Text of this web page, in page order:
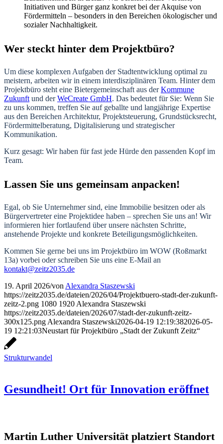
Initiativen und Bürger ganz konkret bei der Akquise von
Fördermitteln – besonders in den Bereichen ökologischer und
sozialer Nachhaltigkeit.
Wer steckt hinter dem Projektbüro?
Um diese komplexen Aufgaben der Stadtentwicklung optimal zu
meistern, arbeiten wir in einem interdisziplinären Team. Hinter dem
Projektbüro steht eine Bietergemeinschaft aus derKommune
Zukunft und derWeCreate GmbH. Das bedeutet für Sie: Wenn Sie
zu uns kommen, treffen Sie auf geballte und langjährige Expertise
aus den Bereichen Architektur, Projektsteuerung, Grundstücksrecht,
Fördermittelberatung, Digitalisierung und strategischer
Kommunikation.
Kurz gesagt: Wir haben für fast jede Hürde den passenden Kopf im
Team.
Lassen Sie uns gemeinsam anpacken!
Egal, ob Sie Unternehmer sind, eine Immobilie besitzen oder als
Bürgervertreter eine Projektidee haben – sprechen Sie uns an! Wir
informieren hier fortlaufend über unsere nächsten Schritte,
anstehende Projekte und konkrete Beteiligungsmöglichkeiten.
Kommen Sie gerne bei uns im Projektbüro im WOW (Roßmarkt
13a) vorbei oder schreiben Sie uns eine E-Mail an
kontakt@zeitz2035.de
19. April 2026/von Alexandra Staszewski
https://zeitz2035.de/dateien/2026/04/Projektbuero-stadt-der-zukunft-
zeitz-2.png 1080 1920 Alexandra Staszewski
https://zeitz2035.de/dateien/2026/07/stadt-der-zukunft-zeitz-
300x125.png Alexandra Staszewski2026-04-19 12:19:382026-05-
19 12:21:03Neustart für Projektbüro „Stadt der Zukunft Zeitz“
Strukturwandel
Gesundheit! Ort für Innovation eröffnet
Martin Luther Universität platziert Standort